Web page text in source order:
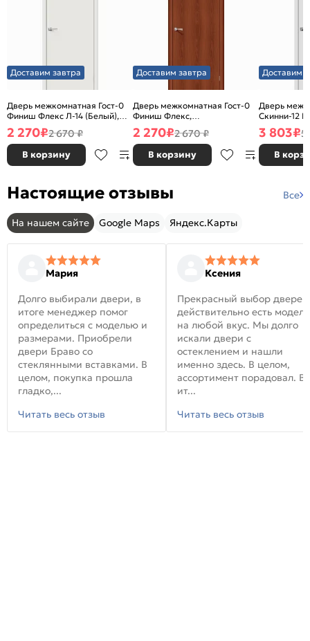
Доставим завтра
Дверь межкомнатная Гост-0
Финиш Флекс Л-14 (Белый),
глухая, каркасно-щитовая
2 270₽2 670 ₽
В корзину
Доставим завтра
Дверь межкомнатная Гост-0
Финиш Флекс,
Ламинированные Л-11
(ИталОрех), глухая, каркасно-
щитовая
2 270₽2 670 ₽
В корзину
Доставим
Дверь
Скинни-12
глухая,
3 803₽5
В
Настоящие отзывы Все
На нашем сайте Google Maps Яндекс.Карты
Мария
Долго выбирали двери, в
итоге менеджер помог
определиться с моделью и
размерами. Приобрели
двери Браво со
стеклянными вставками. В
целом, покупка прошла
гладко,...
Читать весь отзыв
Ксения
Прекрасный выбор
действительно есть модели
на любой вкус. Мы долго
искали двери с
остеклением и нашли
именно здесь. В целом,
ассортимент порадовал. В
ит...
Читать весь отзыв